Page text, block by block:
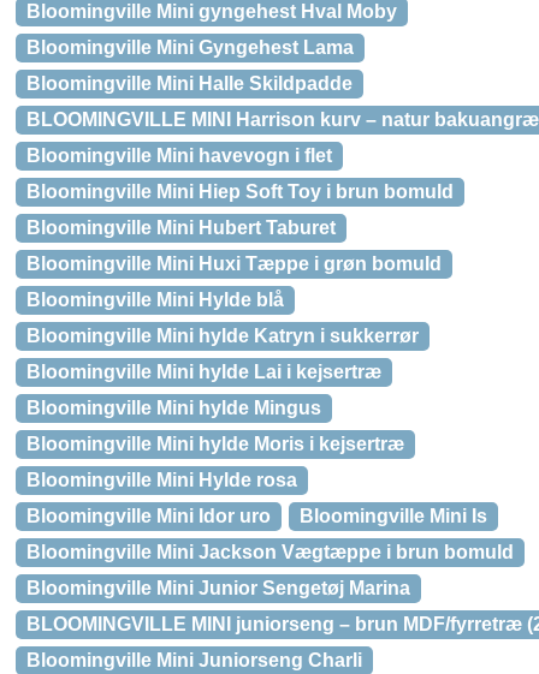
Bloomingville Mini gyngehest Hval Moby
Bloomingville Mini Gyngehest Lama
Bloomingville Mini Halle Skildpadde
BLOOMINGVILLE MINI Harrison kurv – natur
Bloomingville Mini havevogn i flet
Bloomingville Mini Hiep Soft Toy i brun bomuld
Bloomingville Mini Hubert Taburet
Bloomingville Mini Huxi Tæppe i grøn bomuld
Bloomingville Mini Hylde blå
Bloomingville Mini hylde Katryn i sukkerrør
Bloomingville Mini hylde Lai i kejsertræ
Bloomingville Mini hylde Mingus
Bloomingville Mini hylde Moris i kejsertræ
Bloomingville Mini Hylde rosa
Bloomingville Mini Idor uro
Bloomingville Mini Is
Bloomingville Mini Jackson Vægtæppe i brun bomuld
Bloomingville Mini Junior Sengetøj Marina
BLOOMINGVILLE MINI juniorseng – brun MDF/fyrretræ
Bloomingville Mini Juniorseng Charli